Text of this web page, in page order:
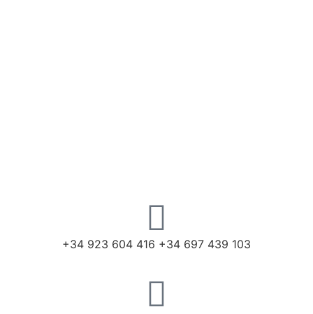
+34 923 604 416 +34 697 439 103